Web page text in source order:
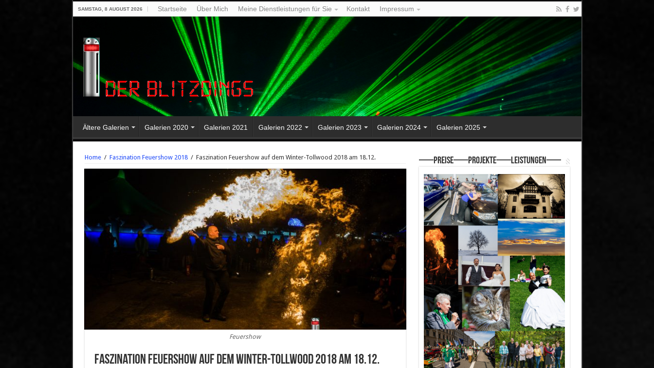
SAMSTAG, 8 AUGUST 2026 Startseite Über Mich Meine Dienstleistungen für Sie Kontakt Impressum
Ältere Galerien Galerien 2020 Galerien 2021 Galerien 2022 Galerien 2023 Galerien 2024 Galerien 2025
Home / Faszination Feuershow 2018 / Faszination Feuershow auf dem Winter-Tollwood 2018 am 18.12.
Feuershow
Faszination Feuershow auf dem Winter-Tollwood 2018 am 18.12.
—–Preise—–Projekte—–Leistungen—–